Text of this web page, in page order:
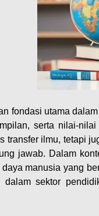
fondasi utama
serta nilai-
transfer ilmu, tetapi
jawab. Dalam
manusia yang
dalam sektor